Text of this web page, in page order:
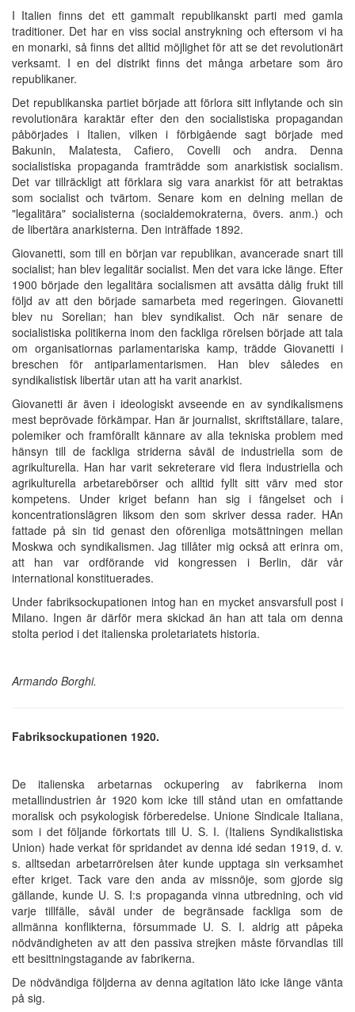
I Italien finns det ett gammalt republikanskt parti med gamla
traditioner. Det har en viss social anstrykning och eftersom vi ha
en monarki, så finns det alltid möjlighet för att se det revolutionärt
verksamt. I en del distrikt finns det många arbetare som äro
republikaner.
Det republikanska partiet började att förlora sitt inflytande och sin
revolutionära karaktär efter den den socialistiska propagandan
påbörjades i Italien, vilken i förbigående sagt började med
Bakunin, Malatesta, Cafiero, Covelli och andra. Denna
socialistiska propaganda framträdde som anarkistisk socialism.
Det var tillräckligt att förklara sig vara anarkist för att betraktas
som socialist och tvärtom. Senare kom en delning mellan de
"legalitära" socialisterna (socialdemokraterna, övers. anm.) och
de libertära anarkisterna. Den inträffade 1892.
Giovanetti, som till en början var republikan, avancerade snart till
socialist; han blev legalitär socialist. Men det vara icke länge. Efter
1900 började den legalitära socialismen att avsätta dålig frukt till
följd av att den började samarbeta med regeringen. Giovanetti
blev nu Sorelian; han blev syndikalist. Och när senare de
socialistiska politikerna inom den fackliga rörelsen började att tala
om organisatiornas parlamentariska kamp, trädde Giovanetti i
breschen för antiparlamentarismen. Han blev således en
syndikalistisk libertär utan att ha varit anarkist.
Giovanetti är även i ideologiskt avseende en av syndikalismens
mest beprövade förkämpar. Han är journalist, skriftställare, talare,
polemiker och framförallt kännare av alla tekniska problem med
hänsyn till de fackliga striderna såväl de industriella som de
agrikulturella. Han har varit sekreterare vid flera industriella och
agrikulturella arbetarebörser och alltid fyllt sitt värv med stor
kompetens. Under kriget befann han sig i fängelset och i
koncentrationslägren liksom den som skriver dessa rader. HAn
fattade på sin tid genast den oförenliga motsättningen mellan
Moskwa och syndikalismen. Jag tillåter mig också att erinra om,
att han var ordförande vid kongressen i Berlin, där vår
international konstituerades.
Under fabriksockupationen intog han en mycket ansvarsfull post i
Milano. Ingen är därför mera skickad än han att tala om denna
stolta period i det italienska proletariatets historia.
Armando Borghi.
Fabriksockupationen 1920.
De italienska arbetarnas ockupering av fabrikerna inom
metallindustrien år 1920 kom icke till stånd utan en omfattande
moralisk och psykologisk förberedelse. Unione Sindicale Italiana,
som i det följande förkortats till U. S. I. (Italiens Syndikalistiska
Union) hade verkat för spridandet av denna idé sedan 1919, d. v.
s. alltsedan arbetarrörelsen åter kunde upptaga sin verksamhet
efter kriget. Tack vare den anda av missnöje, som gjorde sig
gällande, kunde U. S. I:s propaganda vinna utbredning, och vid
varje tillfälle, såväl under de begränsade fackliga som de
allmänna konflikterna, försummade U. S. I. aldrig att påpeka
nödvändigheten av att den passiva strejken måste förvandlas till
ett besittningstagande av fabrikerna.
De nödvändiga följderna av denna agitation läto icke länge vänta
på sig.